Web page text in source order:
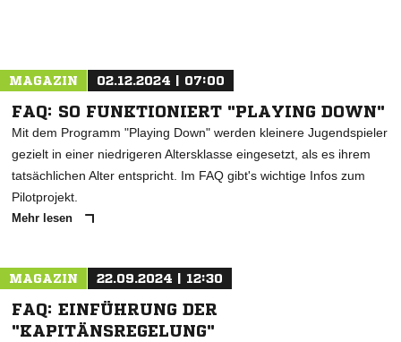
MAGAZIN 02.12.2024 | 07:00
FAQ: SO FUNKTIONIERT "PLAYING DOWN"
Mit dem Programm "Playing Down" werden kleinere Jugendspieler
gezielt in einer niedrigeren Altersklasse eingesetzt, als es ihrem
tatsächlichen Alter entspricht. Im FAQ gibt's wichtige Infos zum
Pilotprojekt.
Mehr lesen
MAGAZIN 22.09.2024 | 12:30
FAQ: EINFÜHRUNG DER
"KAPITÄNSREGELUNG"